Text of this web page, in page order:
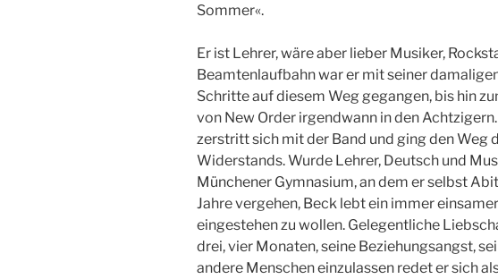
Sommer«.
Er ist Lehrer, wäre aber lieber Musiker,
Beamtenlaufbahn war er mit seiner
Schritte auf diesem Weg gegangen, bis hin
von New Order irgendwann in den
zerstritt sich mit der Band und ging den Weg
Widerstands. Wurde Lehrer, Deutsch und
Münchener Gymnasium, an dem er selbst
Jahre vergehen, Beck lebt ein immer
eingestehen zu wollen. Gelegentliche
drei, vier Monaten, seine Beziehungsangst,
andere Menschen einzulassen redet er sich